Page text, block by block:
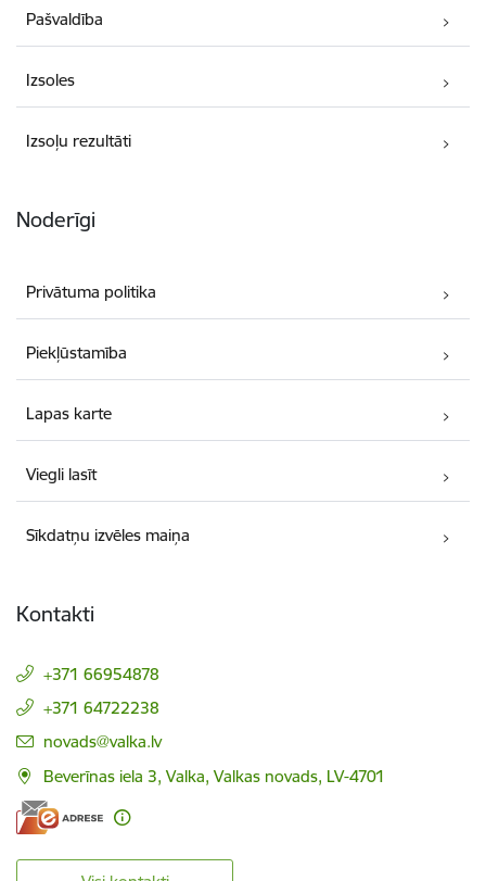
Pašvaldība
Izsoles
Izsoļu rezultāti
Noderīgi
Privātuma politika
Piekļūstamība
Lapas karte
Viegli lasīt
Sīkdatņu izvēles maiņa
Kontakti
+371 66954878
+371 64722238
E-pasts:
novads@valka.lv
Beverīnas iela 3, Valka, Valkas novads, LV-4701